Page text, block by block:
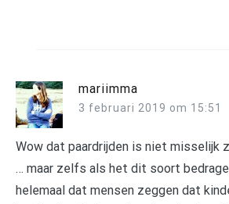
mariimma
3 februari 2019 om 15:51
Wow dat paardrijden is niet misselijk
… maar zelfs als het dit soort
helemaal dat mensen zeggen dat